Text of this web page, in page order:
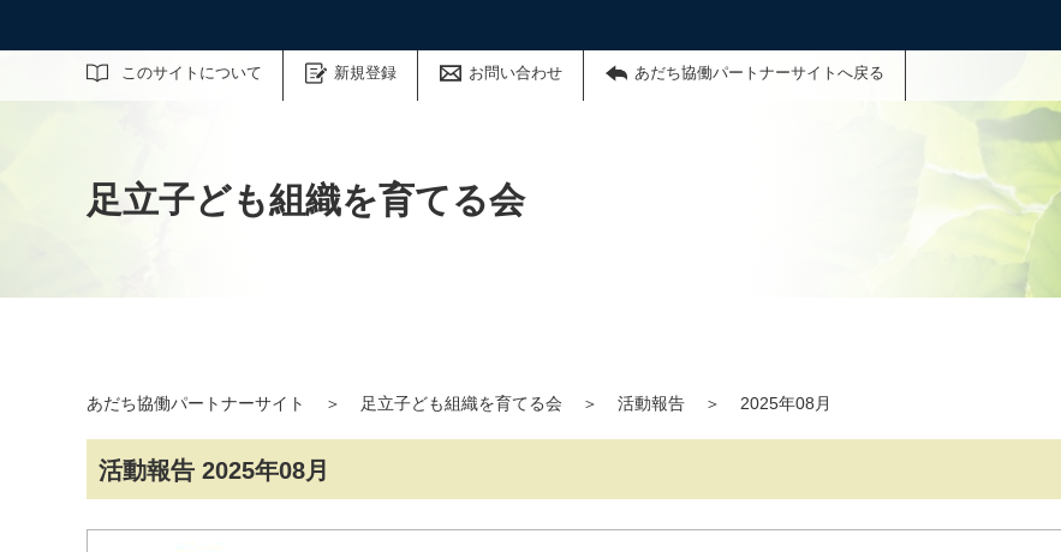
このサイトについて 新規登録 お問い合わせ あだち協働パートナーサイトへ戻る
サイト内検索
足立子ども組織を育てる会
あだち協働パートナーサイト ＞ 足立子ども組織を育てる会 ＞ 活動報告 ＞ 2025年08月
活動報告 2025年08月